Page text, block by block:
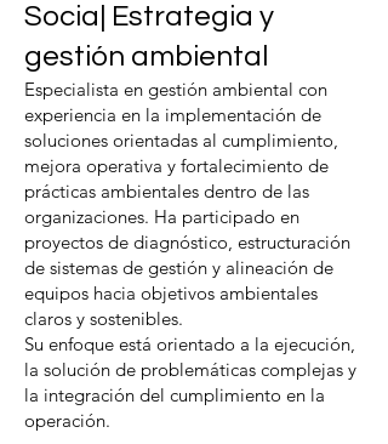
Socia| Estrategia y
gestión ambiental
Especialista en gestión ambiental con
experiencia en la implementación de
soluciones orientadas al cumplimiento,
mejora operativa y fortalecimiento de
prácticas ambientales dentro de las
organizaciones. Ha participado en
proyectos de diagnóstico, estructuración
de sistemas de gestión y alineación de
equipos hacia objetivos ambientales
claros y sostenibles.
Su enfoque está orientado a la ejecución,
la solución de problemáticas complejas y
la integración del cumplimiento en la
operación.